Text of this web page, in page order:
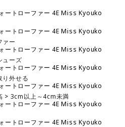
ートローファー 4E Miss Kyouko
ートローファー 4E Miss Kyouko
ァー
ートローファー 4E Miss Kyouko
ューズ
ートローファー 4E Miss Kyouko
り外せる
ートローファー 4E Miss Kyouko
3cm以上～4cm未満
ートローファー 4E Miss Kyouko
ートローファー 4E Miss Kyouko